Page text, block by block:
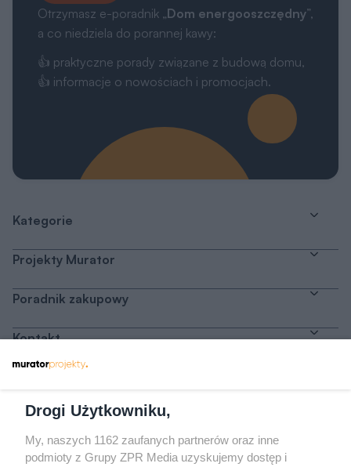
Otrzymasz e-poradnik „Dom energooszczędny”,
a co niedziela do porannej kawy:
👍 praktyczne porady związane z budową domu,
👍 informacje o nowościach i promocjach.
Kategorie
Projekty Murator
Poradnik zakupowy
Kontakt
Drogi Użytkowniku,
My, naszych 1162 zaufanych partnerów oraz inne
podmioty z Grupy ZPR Media uzyskujemy dostęp i